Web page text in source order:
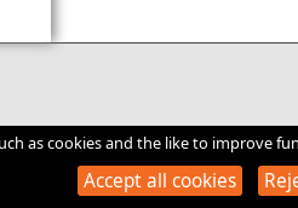
as cookies and the like to improve
Accept all cookies